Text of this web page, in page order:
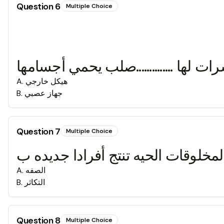
Question6 Multiple Choice
لها ..............صلب يحمي أجسامها
A. هيكل خارجي
B. جهاز عصبي
Question7 Multiple Choice
الحيه تنتج أفرادا جديده ب
A. الصفه
B. التكاثر
Question8 Multiple Choice